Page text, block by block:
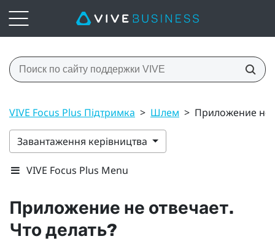
VIVE Focus Plus Підтримка > Шлем > Приложение не
Завантаження керівництва
VIVE Focus Plus Menu
Приложение не отвечает.
Что делать?